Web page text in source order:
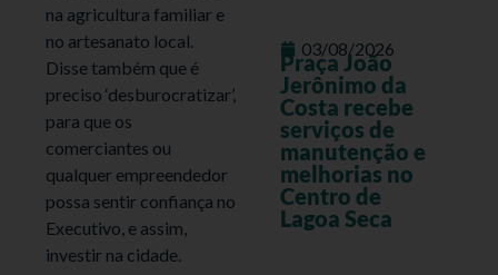
na agricultura familiar e
no artesanato local.
Disse também que é
preciso ‘desburocratizar’,
para que os
comerciantes ou
qualquer empreendedor
possa sentir confiança no
Executivo, e assim,
investir na cidade.
03/08/2026
Praça João
Jerônimo da
Costa recebe
serviços de
manutenção e
melhorias no
Centro de
Lagoa Seca